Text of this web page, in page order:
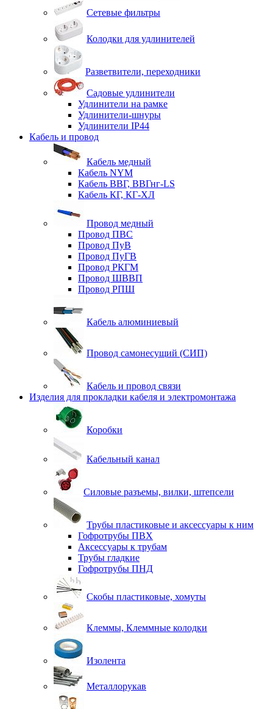
Сетевые фильтры
Колодки для удлинителей
Разветвители, переходники
Садовые удлинители
Удлинители на рамке
Удлинители-шнуры
Удлинители IP44
Кабель и провод
Кабель медный
Кабель NYM
Кабель ВВГ, ВВГнг-LS
Кабель КГ, КГ-ХЛ
Провод медный
Провод ПВС
Провод ПуВ
Провод ПуГВ
Провод РКГМ
Провод ШВВП
Провод РПШ
Кабель алюминиевый
Провод самонесущий (СИП)
Кабель и провод связи
Изделия для прокладки кабеля и электромонтажа
Коробки
Кабельный канал
Силовые разъемы, вилки, штепсели
Трубы пластиковые и аксессуары к ним
Гофротрубы ПВХ
Аксессуары к трубам
Трубы гладкие
Гофротрубы ПНД
Скобы пластиковые, хомуты
Клеммы, Клеммные колодки
Изолента
Металлорукав